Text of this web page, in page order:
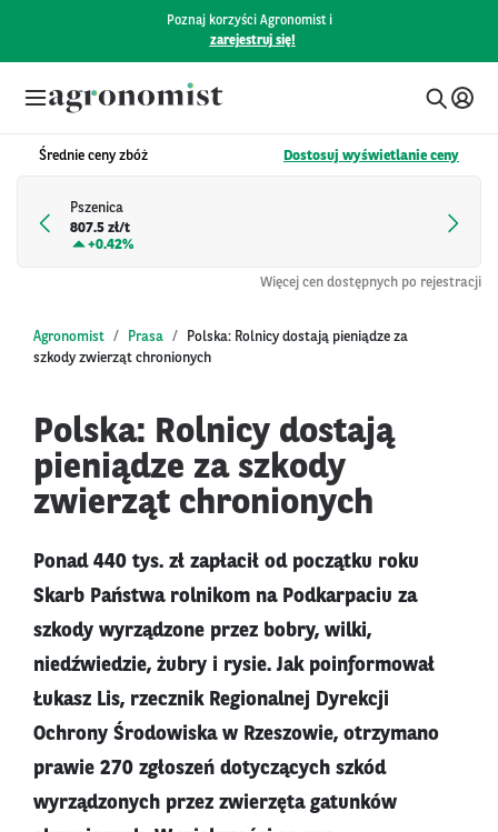
Poznaj korzyści Agronomist i
zarejestruj się!
Średnie ceny zbóż Dostosuj wyświetlanie ceny
Pszenica
807.5 zł/t
+0.42%
Więcej cen dostępnych po rejestracji
Agronomist Prasa
Polska: Rolnicy dostają pieniądze za
szkody zwierząt chronionych
Polska: Rolnicy dostają
pieniądze za szkody
zwierząt chronionych
Ponad 440 tys. zł zapłacił od początku roku
Skarb Państwa rolnikom na Podkarpaciu za
szkody wyrządzone przez bobry, wilki,
niedźwiedzie, żubry i rysie. Jak poinformował
Łukasz Lis, rzecznik Regionalnej Dyrekcji
Ochrony Środowiska w Rzeszowie, otrzymano
prawie 270 zgłoszeń dotyczących szkód
wyrządzonych przez zwierzęta gatunków